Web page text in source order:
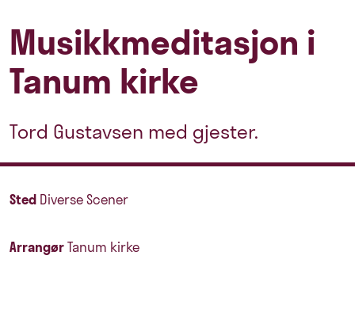
Musikkmeditasjon i
Tanum kirke
Tord Gustavsen med gjester.
Sted Diverse Scener
ArrangørTanum kirke